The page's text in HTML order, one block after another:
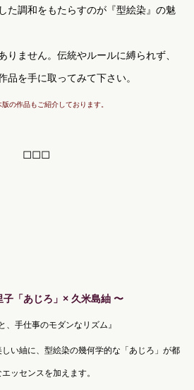
た調和をもたらすのが『型絵染』の魅
りません。伝統やルールに縛られず、
品を手に取ってみて下さい。
の作品もご紹介しております。
◻︎◻︎◻︎
子「あじろ」× 久米島紬 〜
、手仕事のモダンなリズム』
い紬に、型絵染の幾何学的な「あじろ」が都
ッセンスを加えます。